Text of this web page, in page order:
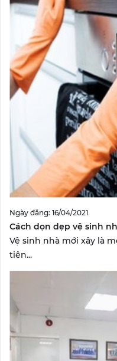
Ngày đăng: 16/04/2021
Cách dọn dẹp vệ sinh
Vệ sinh nhà mới xây là
tiên...